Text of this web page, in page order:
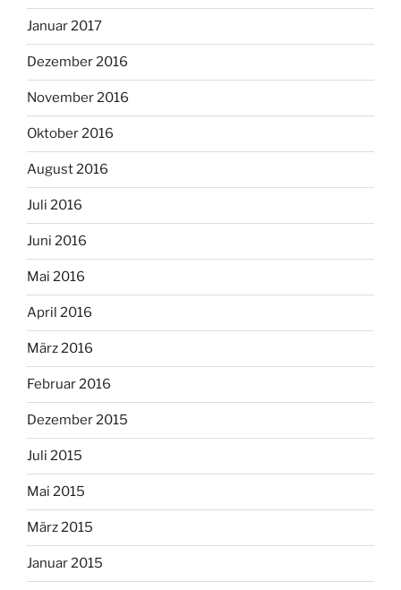
Januar 2017
Dezember 2016
November 2016
Oktober 2016
August 2016
Juli 2016
Juni 2016
Mai 2016
April 2016
März 2016
Februar 2016
Dezember 2015
Juli 2015
Mai 2015
März 2015
Januar 2015